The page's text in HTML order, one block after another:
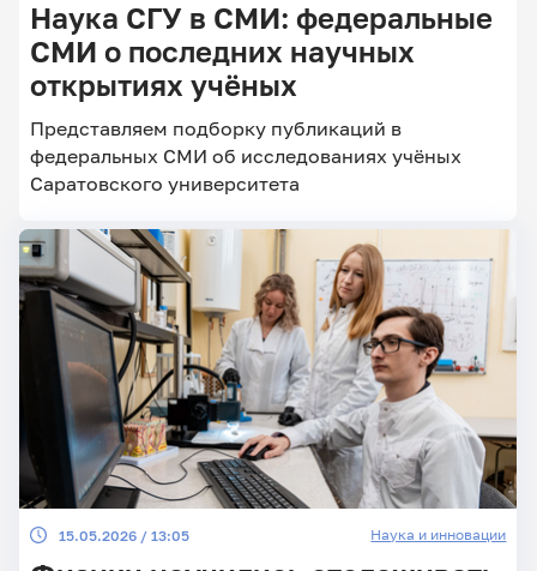
Главные
Наука СГУ в СМИ: федеральные
СМИ о последних научных
открытиях учёных
Представляем подборку публикаций в
федеральных СМИ об исследованиях учёных
Саратовского университета
15.05.2026 / 13:05 Наука и инновации